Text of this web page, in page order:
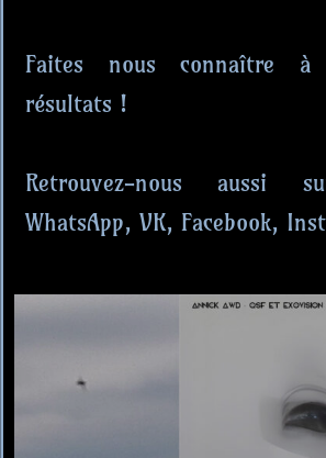
Faites nous connaître
résultats !
Retrouvez-nous aussi
WhatsApp, VK, Facebook,